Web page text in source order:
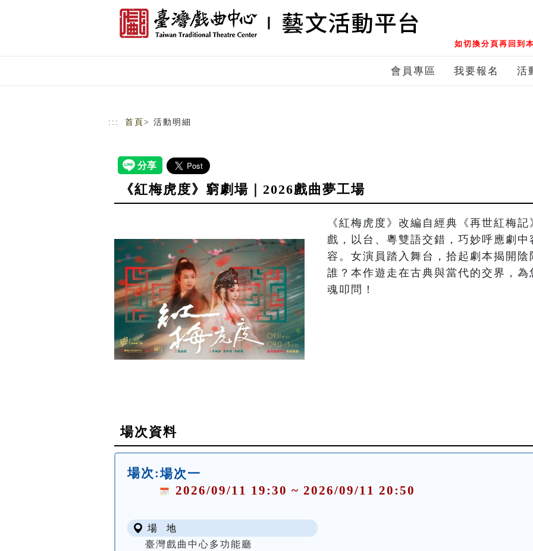
如切換分頁再回到
會員專區 我要報名 活
::: 首頁 > 活動明細
《紅梅虎度》窮劇場｜2026戲曲夢工場
《紅梅虎度》改編自經典《再世紅梅
戲，以台、粵雙語交錯，巧妙呼應劇
容。女演員踏入舞台，拾起劇本揭開
誰？本作遊走在古典與當代的交界，
魂叩問！
場次資料
場次:場次一
2026/09/11 19:30 ~ 2026/09/11 20:50
場 地
臺灣戲曲中心多功能廳